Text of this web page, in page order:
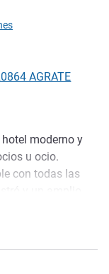
AGRATE
moderno y
u ocio.
con todas las
con